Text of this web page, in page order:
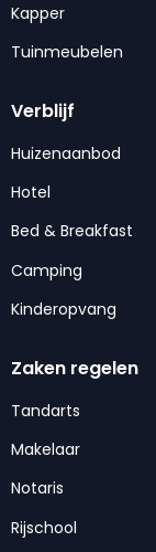
Kapper
Tuinmeubelen
Verblijf
Huizenaanbod
Hotel
Bed & Breakfast
Camping
Kinderopvang
Zaken regelen
Tandarts
Makelaar
Notaris
Rijschool